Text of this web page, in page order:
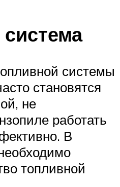
системы
становятся
не
работать
В
топливной